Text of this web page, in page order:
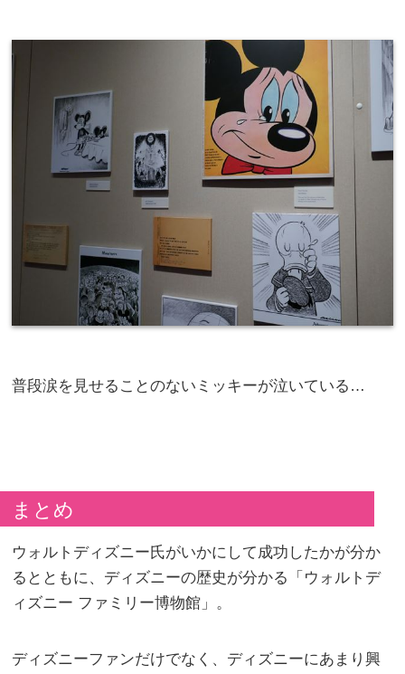
普段涙を見せることのないミッキーが泣いている…
まとめ
ウォルトディズニー氏がいかにして成功したかが分か
るとともに、ディズニーの歴史が分かる「ウォルトデ
ィズニー ファミリー博物館」。
ディズニーファンだけでなく、ディズニーにあまり興